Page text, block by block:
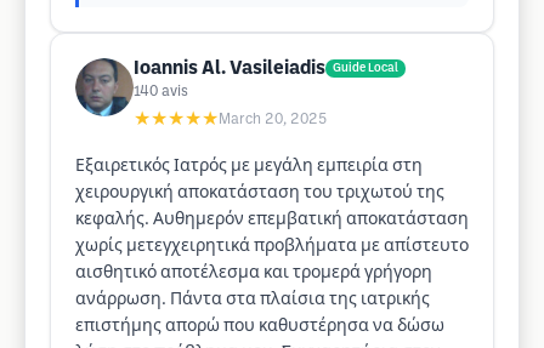
Ioannis Al. Vasileiadis Guide Local
140 avis
★★★★★ March 20, 2025
Εξαιρετικός Ιατρός με μεγάλη εμπειρία στη
χειρουργική αποκατάσταση του τριχωτού της
κεφαλής. Αυθημερόν επεμβατική αποκατάσταση
χωρίς μετεγχειρητικά προβλήματα με απίστευτο
αισθητικό αποτέλεσμα και τρομερά γρήγορη
ανάρρωση. Πάντα στα πλαίσια της ιατρικής
επιστήμης απορώ που καθυστέρησα να δώσω